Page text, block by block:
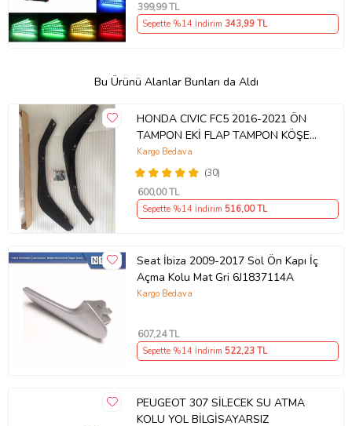
399,99 TL
Sepette %14 İndirim 343,99 TL
Bu Ürünü Alanlar Bunları da Aldı
HONDA CIVIC FC5 2016-2021 ÖN
TAMPON EKİ FLAP TAMPON KÖŞESİ
TAKIM SAĞ SOL KAMPANYA ŞOKK
FİYAT OEM
(30)
Kargo Bedava
600,00 TL
Sepette %14 İndirim 516,00 TL
Seat İbiza 2009-2017 Sol Ön Kapı İç
Açma Kolu Mat Gri 6J1837114A
Kargo Bedava
607,24 TL
Sepette %14 İndirim 522,23 TL
PEUGEOT 307 SİLECEK SU ATMA
KOLU YOL BİLGİSAYARSIZ